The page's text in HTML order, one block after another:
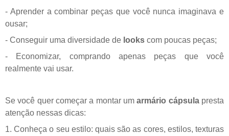
- Aprender a combinar peças que você nunca imaginava e
ousar;
- Conseguir uma diversidade de looks com poucas peças;
- Economizar, comprando apenas peças que você
realmente vai usar.
Se você quer começar a montar umarmário cápsulapresta
atenção nessas dicas:
1. Conheça o seu estilo: quais são as cores, estilos, texturas